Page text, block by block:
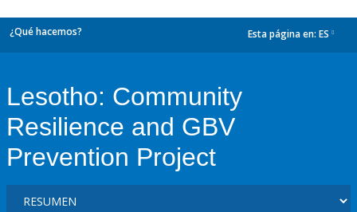
¿Qué hacemos? Esta página en: ES
Lesotho: Community
Resilience and GBV
Prevention Project